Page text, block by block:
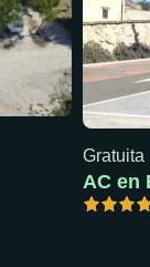
Gratuita
AC en